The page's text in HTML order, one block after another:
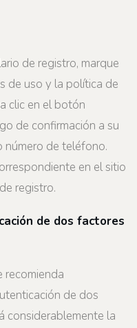
de registro, marque
de uso y la política de
clic en el botón
de confirmación a su
número de teléfono.
en el sitio
registro.
de dos factores
recomienda
de dos
considerablemente la